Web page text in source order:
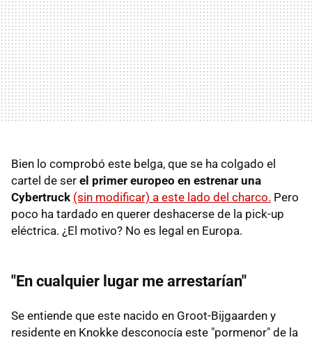
Bien lo comprobó este belga, que se ha colgado el
cartel de ser el primer europeo en estrenar una
Cybertruck (sin modificar) a este lado del charco. Pero
poco ha tardado en querer deshacerse de la pick-up
eléctrica. ¿El motivo? No es legal en Europa.
"En cualquier lugar me arrestarían"
Se entiende que este nacido en Groot-Bijgaarden y
residente en Knokke desconocía este "pormenor" de la